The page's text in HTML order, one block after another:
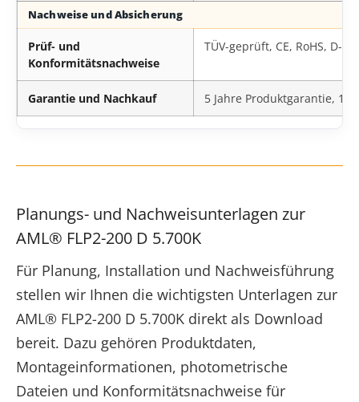
Nachweise und Absicherung
Prüf- und
Konformitätsnachweise
TÜV-geprüft, CE, RoHS, D-
Garantie und Nachkauf 5 Jahre Produktgarantie, 10
Planungs- und Nachweisunterlagen zur
AML® FLP2-200 D 5.700K
Für Planung, Installation und Nachweisführung
stellen wir Ihnen die wichtigsten Unterlagen zur
AML® FLP2-200 D 5.700K direkt als Download
bereit. Dazu gehören Produktdaten,
Montageinformationen, photometrische
Dateien und Konformitätsnachweise für